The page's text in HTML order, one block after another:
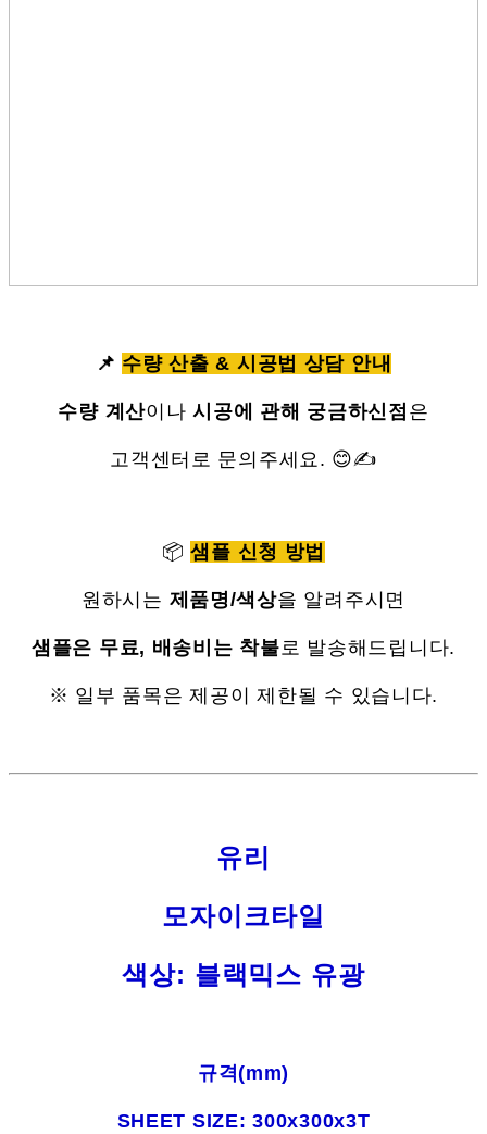
📌 수량 산출 & 시공법 상담 안내
수량 계산이나시공에 관해 궁금하신점 은
고객센터로 문의주세요. 😊✍
📦샘플 신청 방법
원하시는 제품명/색상을 알려주시면
샘플은 무료, 배송비는 착불로 발송해드립니다.
※ 일부 품목은 제공이 제한될 수 있습니다.
유리
모자이크타일
색상: 블랙믹스 유광
규격(mm)
SHEET SIZE: 300x300x3T